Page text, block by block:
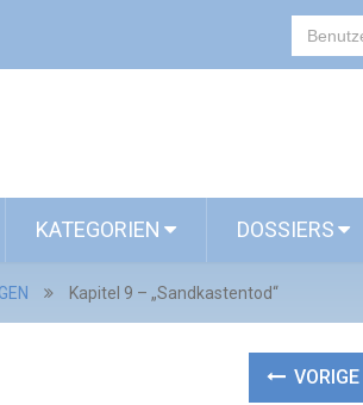
KATEGORIEN DOSSIERS
Kapitel 9 – „Sandkastentod“
VORIGE